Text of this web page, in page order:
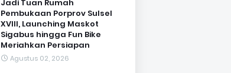
Jadi Tuan Rumah
Pembukaan Porprov Sulsel
XVIII, Launching Maskot
Sigabus hingga Fun Bike
Meriahkan Persiapan
Agustus 02, 2026